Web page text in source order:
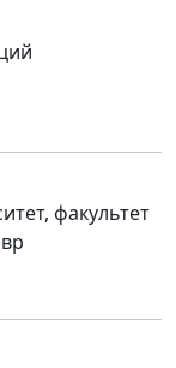
факультет